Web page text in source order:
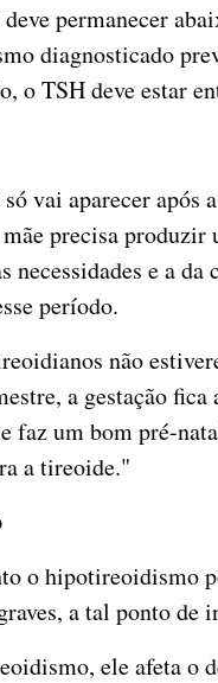
permanecer
diagnosticado
o TSH deve estar
vai aparecer após
precisa
necessidades e a
período.
não
a gestação fica
faz um bom pré-
a tireoide."
o hipotireoidismo
a tal ponto de
ele afeta o